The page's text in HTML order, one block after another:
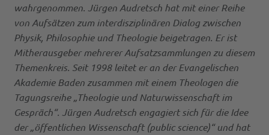
wahrgenommen. Jürgen Audretsch hat mit einer Reihe
von Aufsätzen zum interdisziplinären Dialog zwischen
Physik, Philosophie und Theologie beigetragen. Er ist
Mitherausgeber mehrerer Aufsatzsammlungen zu diesem
Themenkreis. Seit 1998 leitet er an der Evangelischen
Akademie Baden zusammen mit einem Theologen die
Tagungsreihe „Theologie und Naturwissenschaft im
Gespräch“. Jürgen Audretsch engagiert sich für die Idee
der „öffentlichen Wissenschaft (public science)“ und hat